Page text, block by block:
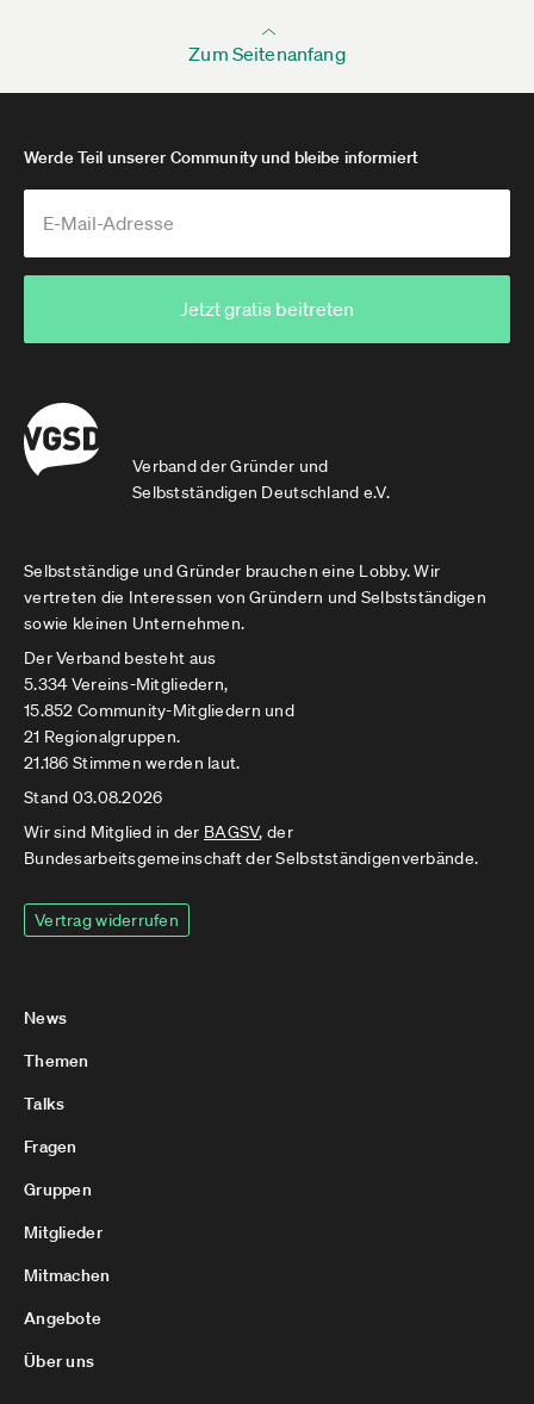
Zum Seitenanfang
Verband der Gründer und
Selbstständigen Deutschland e.V.
Werde Teil unserer Community und bleibe informiert
Jetzt gratis beitreten
Selbstständige und Gründer brauchen eine Lobby. Wir
vertreten die Interessen von Gründern und Selbstständigen
sowie kleinen Unternehmen.
Der Verband besteht aus
5.334 Vereins-Mitgliedern,
15.852 Community-Mitgliedern und
21 Regionalgruppen.
21.186 Stimmen werden laut.
Stand 03.08.2026
Wir sind Mitglied in der BAGSV, der
Bundesarbeitsgemeinschaft der Selbstständigenverbände.
Vertrag widerrufen
News
Themen
Talks
Fragen
Gruppen
Mitglieder
Mitmachen
Angebote
Über uns